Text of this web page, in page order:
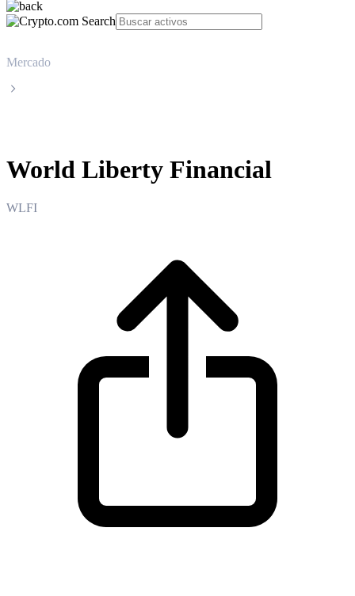
Mercado
World Liberty Financial
WLFI